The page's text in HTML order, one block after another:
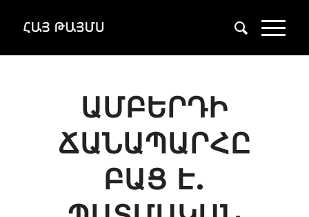
ԱՄԲԵՐԴԻ
ՃԱՆԱՊԱՐՀԸ
ԲԱՑ Է.